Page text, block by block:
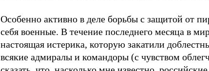
Особенно активно в деле борьбы с защитой от
себя военные. В течение последнего месяца в
настоящая истерика, которую закатили
всякие адмиралы и командоры (с чувством